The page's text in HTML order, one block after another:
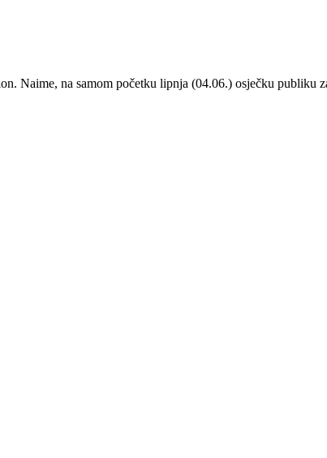
Naime, na samom početku lipnja (04.06.) osječku publiku